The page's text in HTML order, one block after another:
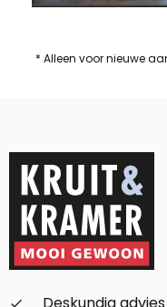
* Alleen voor nieuwe
check_small